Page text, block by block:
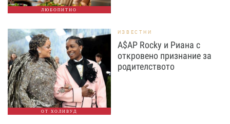
ЛЮБОПИТНО
ОТ ХОЛИВУД
ИЗВЕСТНИ
A$AP Rocky и Риана с
откровено признание за
родителството